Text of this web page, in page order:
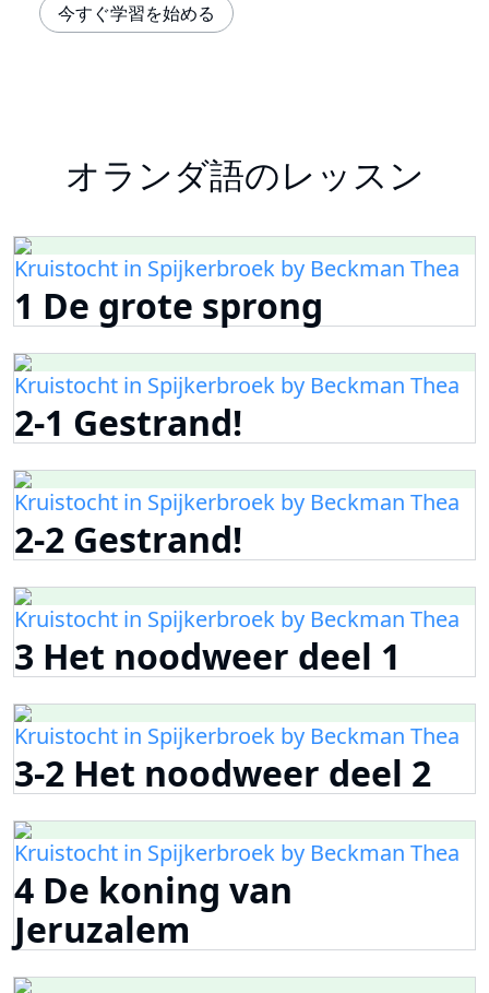
今すぐ学習を始める
オランダ語のレッスン
Kruistocht in Spijkerbroek by Beckman Thea
1 De grote sprong
Kruistocht in Spijkerbroek by Beckman Thea
2-1 Gestrand!
Kruistocht in Spijkerbroek by Beckman Thea
2-2 Gestrand!
Kruistocht in Spijkerbroek by Beckman Thea
3 Het noodweer deel 1
Kruistocht in Spijkerbroek by Beckman Thea
3-2 Het noodweer deel 2
Kruistocht in Spijkerbroek by Beckman Thea
4 De koning van
Jeruzalem